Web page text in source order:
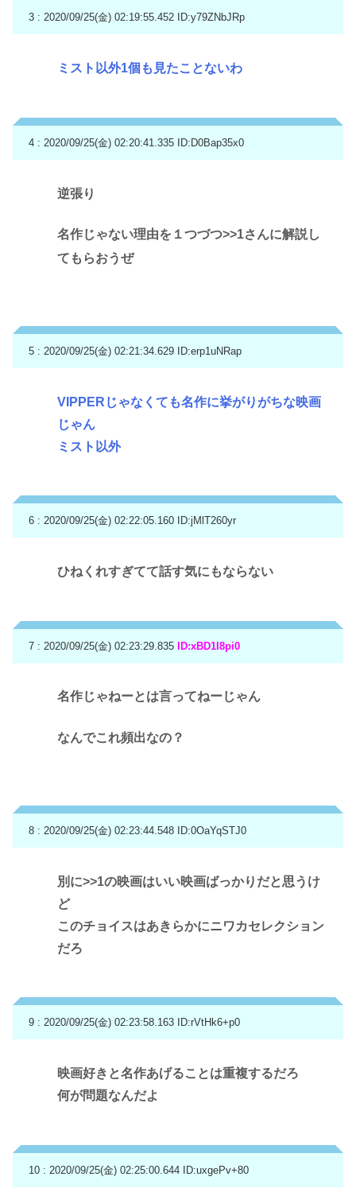
3 : 2020/09/25(金) 02:19:55.452 ID:y79ZNbJRp
ミスト以外1個も見たことないわ
4 : 2020/09/25(金) 02:20:41.335 ID:D0Bap35x0
逆張り
名作じゃない理由を１つづつ>>1さんに解説し
てもらおうぜ
5 : 2020/09/25(金) 02:21:34.629 ID:erp1uNRap
VIPPERじゃなくても名作に挙がりがちな映画
じゃん
ミスト以外
6 : 2020/09/25(金) 02:22:05.160 ID:jMlT260yr
ひねくれすぎてて話す気にもならない
7 : 2020/09/25(金) 02:23:29.835 ID:xBD1I8pi0
名作じゃねーとは言ってねーじゃん
なんでこれ頻出なの？
8 : 2020/09/25(金) 02:23:44.548 ID:0OaYqSTJ0
別に>>1の映画はいい映画ばっかりだと思うけ
ど
このチョイスはあきらかにニワカセレクション
だろ
9 : 2020/09/25(金) 02:23:58.163 ID:rVtHk6+p0
映画好きと名作あげることは重複するだろ
何が問題なんだよ
10 : 2020/09/25(金) 02:25:00.644 ID:uxgePv+80